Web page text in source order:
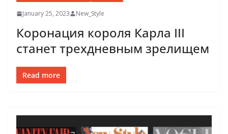
January 25, 2023 New_Style
Коронация короля Карла III
станет трехдневным зрелищем
Read more